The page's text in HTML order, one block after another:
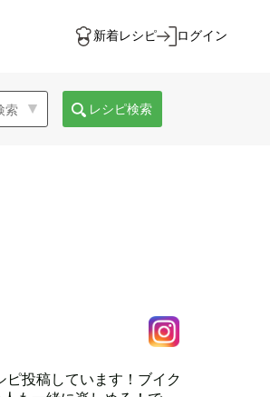
新着レシピ ログイン
レシピ検索
投稿しています！ブイク